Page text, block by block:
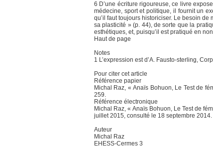
6 D’une écriture rigoureuse, ce livre
médecine, sport et politique, il fournit un
qu’il faut toujours historiciser. Le besoin
sa plasticité » (p. 44), de sorte que la
esthétiques, et, puisqu’il est pratiqué en
Haut de page
Notes
1 L’expression est d’A. Fausto-sterling,
Pour citer cet article
Référence papier
Michal Raz, « Anaïs Bohuon, Le Test de
259.
Référence électronique
Michal Raz, « Anaïs Bohuon, Le Test de
juillet 2015, consulté le 18 septembre
Auteur
Michal Raz
EHESS-Cermes 3